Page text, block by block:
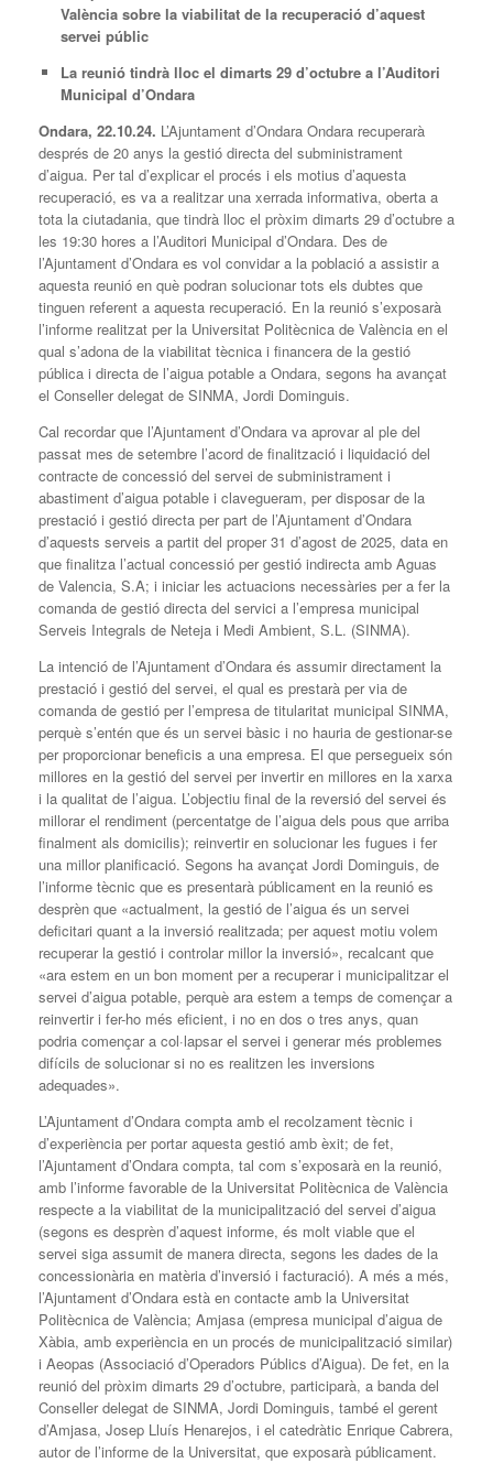
València sobre la viabilitat de la recuperació d’aquest
servei públic
La reunió tindrà lloc el dimarts 29 d’octubre a l’Auditori
Municipal d’Ondara
Ondara, 22.10.24. L’Ajuntament d’Ondara Ondara recuperarà
després de 20 anys la gestió directa del subministrament
d’aigua. Per tal d’explicar el procés i els motius d’aquesta
recuperació, es va a realitzar una xerrada informativa, oberta a
tota la ciutadania, que tindrà lloc el pròxim dimarts 29 d’octubre a
les 19:30 hores a l’Auditori Municipal d’Ondara. Des de
l’Ajuntament d’Ondara es vol convidar a la població a assistir a
aquesta reunió en què podran solucionar tots els dubtes que
tinguen referent a aquesta recuperació. En la reunió s’exposarà
l’informe realitzat per la Universitat Politècnica de València en el
qual s’adona de la viabilitat tècnica i financera de la gestió
pública i directa de l’aigua potable a Ondara, segons ha avançat
el Conseller delegat de SINMA, Jordi Dominguis.
Cal recordar que l’Ajuntament d’Ondara va aprovar al ple del
passat mes de setembre l’acord de finalització i liquidació del
contracte de concessió del servei de subministrament i
abastiment d’aigua potable i clavegueram, per disposar de la
prestació i gestió directa per part de l’Ajuntament d’Ondara
d’aquests serveis a partit del proper 31 d’agost de 2025, data en
que finalitza l’actual concessió per gestió indirecta amb Aguas
de Valencia, S.A; i iniciar les actuacions necessàries per a fer la
comanda de gestió directa del servici a l’empresa municipal
Serveis Integrals de Neteja i Medi Ambient, S.L. (SINMA).
La intenció de l’Ajuntament d’Ondara és assumir directament la
prestació i gestió del servei, el qual es prestarà per via de
comanda de gestió per l’empresa de titularitat municipal SINMA,
perquè s’entén que és un servei bàsic i no hauria de gestionar-se
per proporcionar beneficis a una empresa. El que persegueix són
millores en la gestió del servei per invertir en millores en la xarxa
i la qualitat de l’aigua. L’objectiu final de la reversió del servei és
millorar el rendiment (percentatge de l’aigua dels pous que arriba
finalment als domicilis); reinvertir en solucionar les fugues i fer
una millor planificació. Segons ha avançat Jordi Dominguis, de
l’informe tècnic que es presentarà públicament en la reunió es
desprèn que «actualment, la gestió de l’aigua és un servei
deficitari quant a la inversió realitzada; per aquest motiu volem
recuperar la gestió i controlar millor la inversió», recalcant que
«ara estem en un bon moment per a recuperar i municipalitzar el
servei d’aigua potable, perquè ara estem a temps de començar a
reinvertir i fer-ho més eficient, i no en dos o tres anys, quan
podria començar a col·lapsar el servei i generar més problemes
difícils de solucionar si no es realitzen les inversions
adequades».
L’Ajuntament d’Ondara compta amb el recolzament tècnic i
d’experiència per portar aquesta gestió amb èxit; de fet,
l’Ajuntament d’Ondara compta, tal com s’exposarà en la reunió,
amb l’informe favorable de la Universitat Politècnica de València
respecte a la viabilitat de la municipalització del servei d’aigua
(segons es desprèn d’aquest informe, és molt viable que el
servei siga assumit de manera directa, segons les dades de la
concessionària en matèria d’inversió i facturació). A més a més,
l’Ajuntament d’Ondara està en contacte amb la Universitat
Politècnica de València; Amjasa (empresa municipal d’aigua de
Xàbia, amb experiència en un procés de municipalització similar)
i Aeopas (Associació d’Operadors Públics d’Aigua). De fet, en la
reunió del pròxim dimarts 29 d’octubre, participarà, a banda del
Conseller delegat de SINMA, Jordi Dominguis, també el gerent
d’Amjasa, Josep Lluís Henarejos, i el catedràtic Enrique Cabrera,
autor de l’informe de la Universitat, que exposarà públicament.